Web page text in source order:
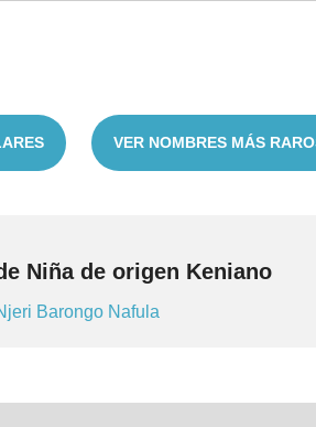
VER NOMBRES MÁS
Niña de origen Keniano
Barongo Nafula